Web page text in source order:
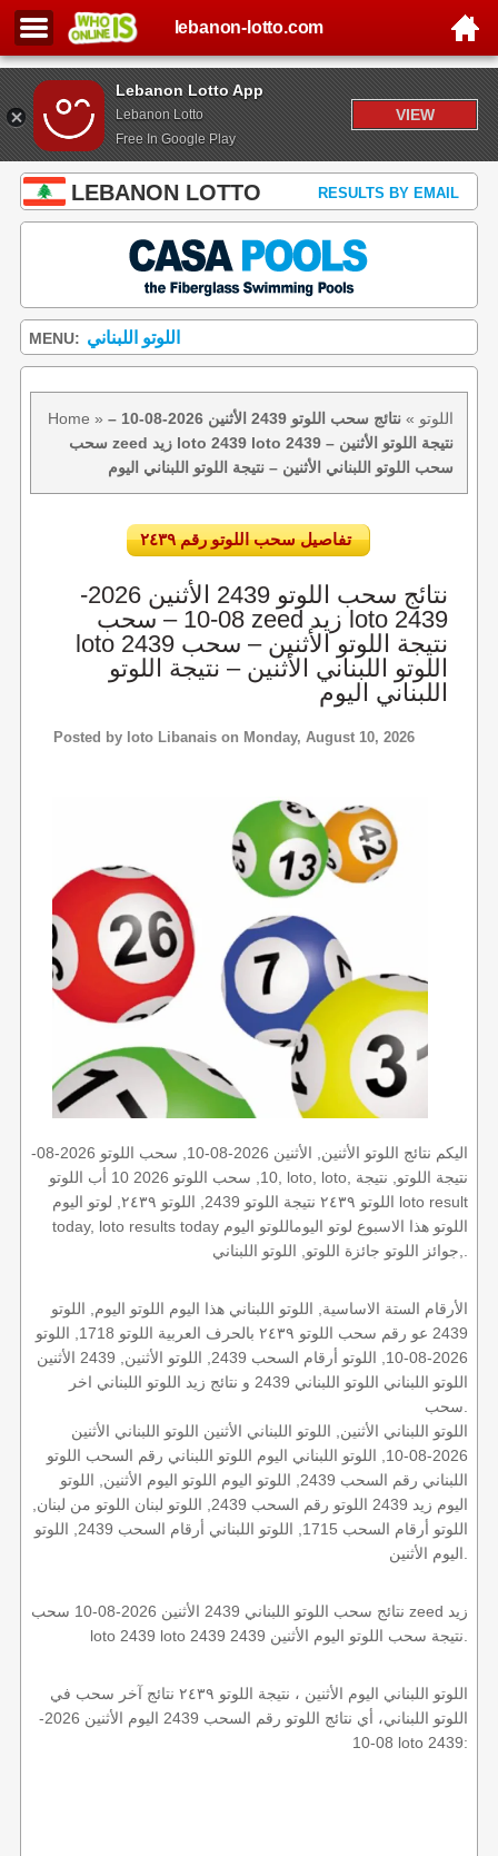
Lebanon Lotto App
Lebanon Lotto
Free In Google Play
VIEW
lebanon-lotto.com
LEBANON LOTTO RESULTS BY EMAIL
MENU: اللوتو اللبناني
Home » اللوتو »
نتائج سحب اللوتو 2439 الأثنين 2026-08-10 –
سحب zeed زيد loto 2439 loto 2439 نتيجة اللوتو الأثنين –
سحب اللوتو اللبناني الأثنين – نتيجة اللوتو اللبناني اليوم
تفاصيل سحب اللوتو رقم ٢٤٣٩
نتائج سحب اللوتو 2439 الأثنين 2026-
08-10 – سحب zeed زيد loto 2439
loto 2439 نتيجة اللوتو الأثنين – سحب
اللوتو اللبناني الأثنين – نتيجة اللوتو
اللبناني اليوم
Posted by loto Libanaison Monday, August 10, 2026
اليكم نتائج اللوتو الأثنين, الأثنين 2026-08-10, سحب اللوتو 2026-08-
10, سحب اللوتو 2026 10 أب اللوتو, loto, loto, نتيجة اللوتو, نتيجة
اللوتو ٢٤٣٩ نتيجة اللوتو 2439, اللوتو ٢٤٣٩, لوتو اليوم loto result
today, loto results today اللوتو هذا الاسبوع لوتو اليوماللوتو اليوم
الأرقام الستة الاساسية, اللوتو اللبناني هذا اليوم اللوتو اليوم, اللوتو
2439 عو رقم سحب اللوتو ٢٤٣٩ بالحرف العربية اللوتو 1718, اللوتو
2026-08-10, اللوتو أرقام السحب 2439, اللوتو الأثنين, 2439 الأثنين
اللوتو اللبناني اللوتو اللبناني 2439 و نتائج زيد اللوتو اللبناني اخر
اللوتو اللبناني الأثنين, اللوتو اللبناني الأثنين اللوتو اللبناني الأثنين
2026-08-10, اللوتو اللبناني اليوم اللوتو اللبناني رقم السحب اللوتو
اللبناني رقم السحب 2439, اللوتو اليوم اللوتو اليوم الأثنين, اللوتو
اليوم زيد 2439 اللوتو رقم السحب 2439, اللوتو لبنان اللوتو من لبنان,
اللوتو أرقام السحب 1715, اللوتو اللبناني أرقام السحب 2439, اللوتو
نتائج سحب اللوتو اللبناني 2439 الأثنين 2026-08-10 سحب zeed زيد
اللوتو اللبناني اليوم الأثنين ، نتيجة اللوتو ٢٤٣٩ نتائج آخر سحب في
اللوتو اللبناني، أي نتائج اللوتو رقم السحب 2439 اليوم الأثنين 2026-
08-10 loto 2439: